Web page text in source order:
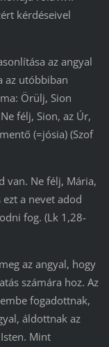
kérdéseivel
az angyal
az utóbbiban
Örülj, Sion
félj, Sion, az Úr,
(=jósia) (Szof
van. Ne félj, Mária,
a nevet adod
fog. (Lk 1,28-
az angyal, hogy
számára hoz. Az
fogadottnak,
áldottnak az
Mint